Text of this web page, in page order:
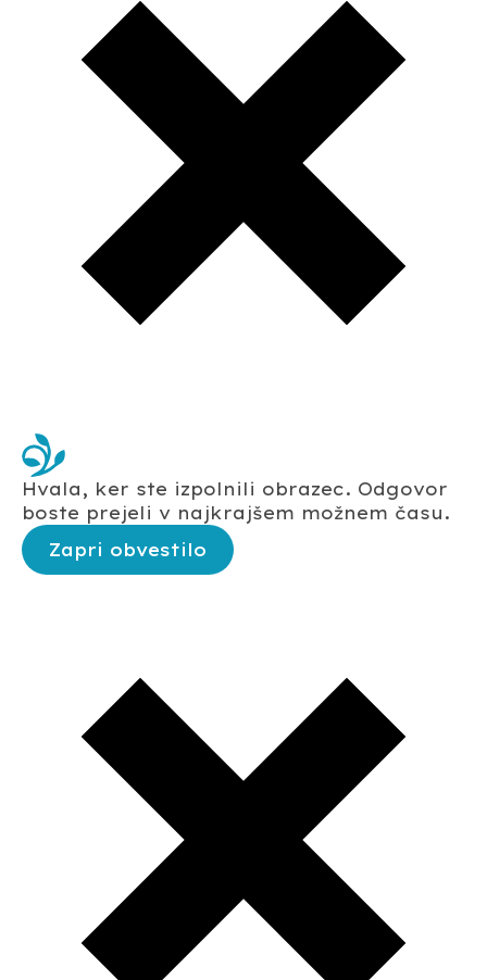
Hvala, ker ste izpolnili obrazec. Odgovor
boste prejeli v najkrajšem možnem času.
Zapri obvestilo